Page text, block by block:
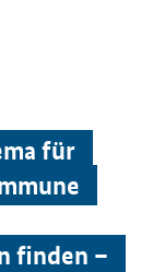
für
finden –